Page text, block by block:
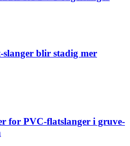
blir stadig mer
for PVC-flatslanger i gruve-